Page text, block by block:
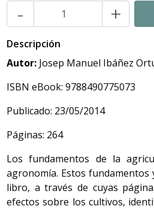
- +
Descripción
Autor: Josep Manuel Ibáñez
ISBN eBook: 9788490775073
Publicado: 23/05/2014
Páginas: 264
Los fundamentos de la
agronomía. Estos fundamentos
libro, a través de cuyas
efectos sobre los cultivos,